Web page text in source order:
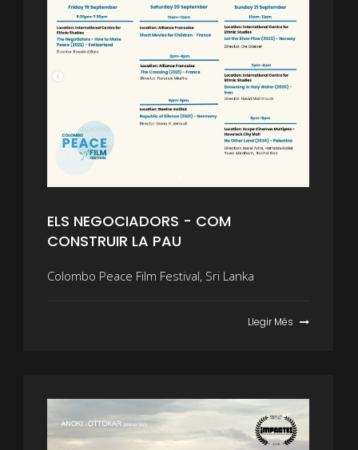
ELS NEGOCIADORS - COM
CONSTRUIR LA PAU
Colombo Peace Film Festival, Sri Lanka
Llegir Més 